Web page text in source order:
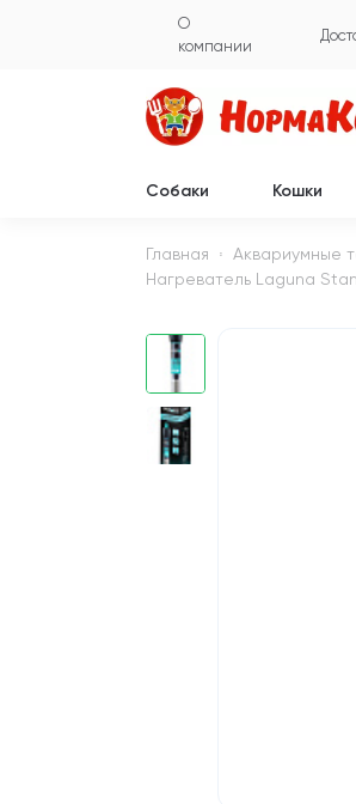
О
компании
Собаки Кошки
Главная Аквариумные
Нагреватель Laguna